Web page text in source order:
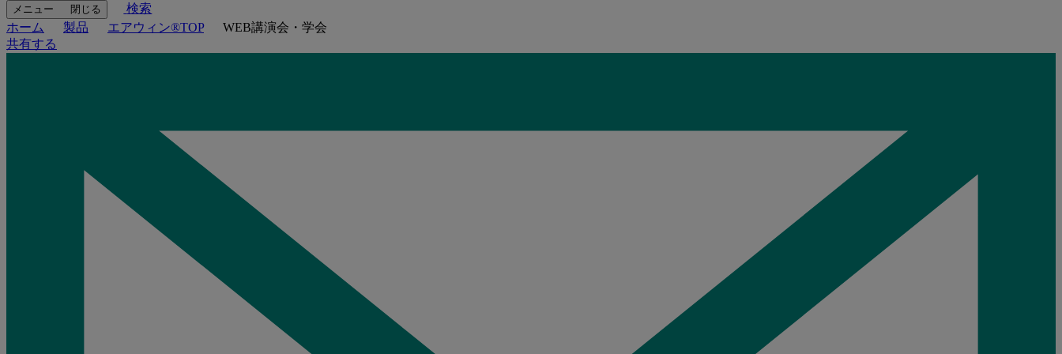
メニュー 閉じる
検索
ホーム
製品 エアウィン®TOP
WEB講演会・学会
共有する